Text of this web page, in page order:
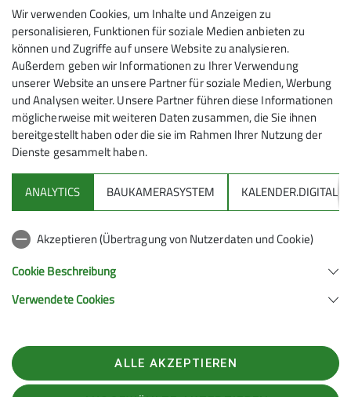
Der Neubau wird ein funktionales Gebäude mit einer
Ausstattung sein, die an der geplanten Nutzung
ausgerichtet ist.
Unser Entwurf sieht folgendes vor
Ein leicht zugängliches und barrierearmes Gebäude
Mehr als 1000 qm Fläche für das Klettern im
Innenbereich
Einen Außenkletterbereich für das Klettern unter
freiem Himmel.
Über 300 qm Fläche für’s Bouldern
Umkleiden & Sanitäranlagen und Duschen
Ein Bistro mit Blick auf den Innenkletterbereich
Räumlichkeiten für Materialverleih und Bibliothek
Konferenzräume für Besprechungen, Schulungen &
Wenn du mehr über unser Vorhaben erfahren willst,
dann lies weiter. Im Folgenden erfährst du, wie wir mit
Wir verwenden Cookies, um Inhalte und Anzeigen zu
personalisieren, Funktionen für soziale Medien anbieten zu
können und Zugriffe auf unsere Website zu analysieren.
Außerdem geben wir Informationen zu Ihrer Verwendung
unserer Website an unsere Partner für soziale Medien, Werbung
und Analysen weiter. Unsere Partner führen diese Informationen
möglicherweise mit weiteren Daten zusammen, die Sie ihnen
bereitgestellt haben oder die sie im Rahmen Ihrer Nutzung der
Dienste gesammelt haben.
ANALYTICS BAUKAMERASYSTEM KALENDER.DIGITAL
Akzeptieren (Übertragung von Nutzerdaten und Cookie)
Cookie Beschreibung
Verwendete Cookies
ALLE AKZEPTIEREN